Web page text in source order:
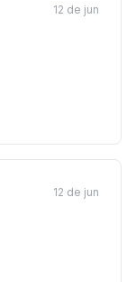
12 de jun
12 de jun